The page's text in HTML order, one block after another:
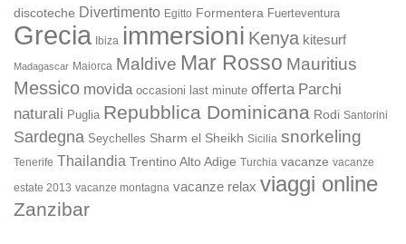
discoteche Divertimento Egitto Formentera Fuerteventura
Grecia Ibiza immersioni Kenya kitesurf
Madagascar Maiorca Maldive Mar Rosso Mauritius
Messico movida occasioni last minute offerta Parchi
naturali Puglia Repubblica Dominicana Rodi Santorini
Sardegna Seychelles Sharm el Sheikh Sicilia snorkeling
Tenerife Thailandia Trentino Alto Adige Turchia vacanze vacanze
estate 2013 vacanze montagna vacanze relax viaggi online
Zanzibar